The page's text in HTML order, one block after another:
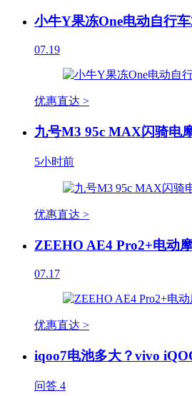
小牛Y果冻One电动自行
07.19
优惠直达 >
九号M3 95c MAX闪骑电
5小时前
优惠直达 >
ZEEHO AE4 Pro2+电动
07.17
优惠直达 >
iqoo7电池多大？vivo
问答 4